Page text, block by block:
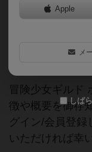
当サイトに掲載
の情報は、ボド
ーご本人様・有
冒険少女ギルド
徴や概要を御存
グイン/会員登録
いただければ幸
Apple
メ
しば